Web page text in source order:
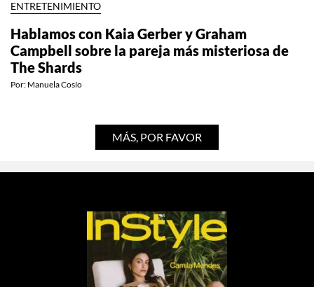
ENTRETENIMIENTO
Hablamos con Kaia Gerber y Graham
Campbell sobre la pareja más misteriosa de
The Shards
Por: Manuela Cosío
MÁS, POR FAVOR